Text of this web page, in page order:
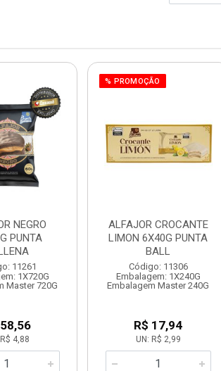
NEGRO
PUNTA
11261
1X720G
Master 720G
4,88
% PROMOÇÃO
ALFAJOR CROCANTE
LIMON 6X40G PUNTA
BALL
Código: 11306
Embalagem: 1X240G
Embalagem Master 240G
R$ 17,94
UN: R$ 2,99